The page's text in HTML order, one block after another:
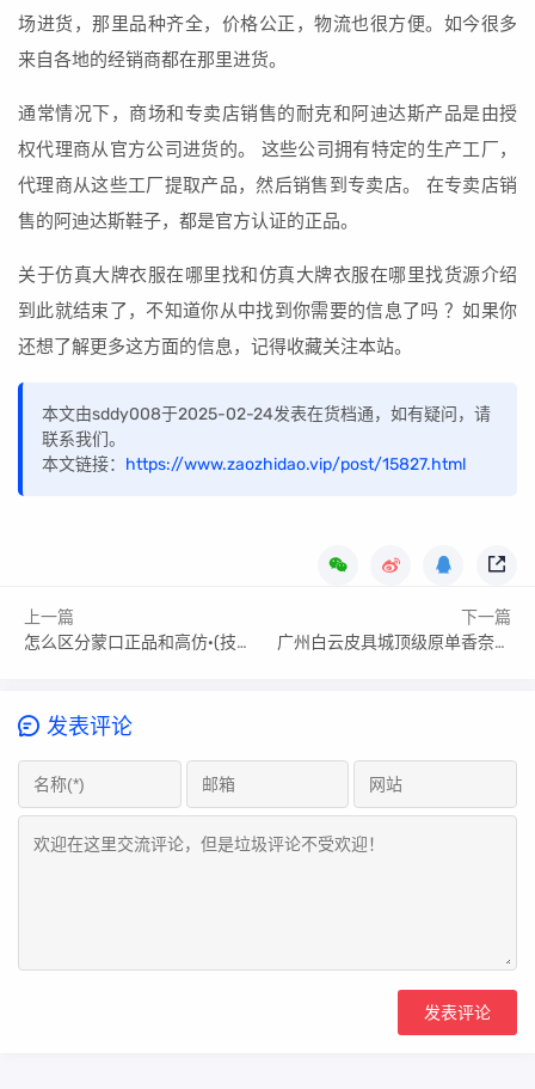
场进货，那里品种齐全，价格公正，物流也很方便。如今很多
来自各地的经销商都在那里进货。
通常情况下，商场和专卖店销售的耐克和阿迪达斯产品是由授
权代理商从官方公司进货的。 这些公司拥有特定的生产工厂，
代理商从这些工厂提取产品，然后销售到专卖店。 在专卖店销
售的阿迪达斯鞋子，都是官方认证的正品。
关于仿真大牌衣服在哪里找和仿真大牌衣服在哪里找货源介绍
到此就结束了，不知道你从中找到你需要的信息了吗 ？如果你
还想了解更多这方面的信息，记得收藏关注本站。
本文由sddy008于2025-02-24发表在货档通，如有疑问，请
联系我们。
本文链接： https://www.zaozhidao.vip/post/15827.html
上一篇
怎么区分蒙口正品和高仿·(技巧+误区)
下一篇
广州白云皮具城顶级原单香奈儿【问题讲解】
发表评论